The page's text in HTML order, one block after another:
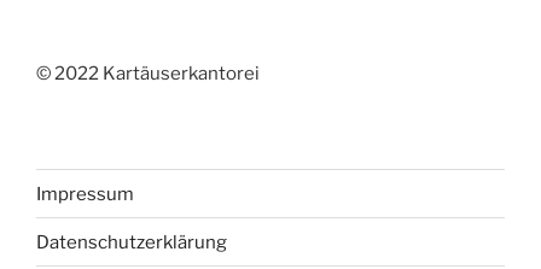
© 2022 Kartäuserkantorei
Impressum
Datenschutzerklärung